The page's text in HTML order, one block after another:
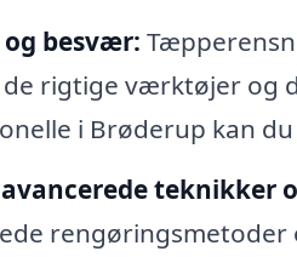
og besvær:
rigtige værktøjer og
i Brøderup kan
teknikker